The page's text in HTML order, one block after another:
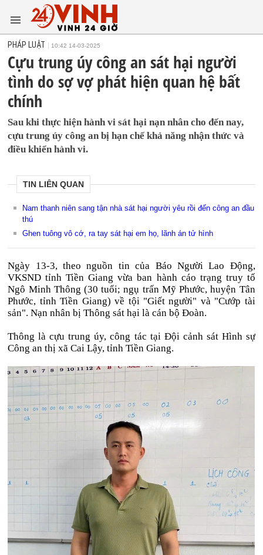
PHÁP LUẬT 10:42 14-03-2025
Cựu trung úy công an sát hại người
tình do sợ vợ phát hiện quan hệ bất
chính
Sau khi thực hiện hành vi sát hại nạn nhân cho đến nay,
cựu trung úy công an bị hạn chế khả năng nhận thức và
điều khiển hành vi.
TIN LIÊN QUAN
Nam thanh niên sang tận nhà sát hại người yêu rồi đến công an đầu
thú
Ghen tuông vô cớ, ra tay sát hại em họ, lãnh án tử hình
Ngày 13-3, theo nguồn tin của Báo Người Lao Động,
VKSND tỉnh Tiền Giang vừa ban hành cáo trạng truy tố
Ngô Minh Thông (30 tuổi; ngụ trấn Mỹ Phước, huyện Tân
Phước, tỉnh Tiền Giang) về tội "Giết người" và "Cướp tài
sản". Nạn nhân bị Thông sát hại là cán bộ Đoàn.
Thông là cựu trung úy, công tác tại Đội cảnh sát Hình sự
Công an thị xã Cai Lậy, tỉnh Tiền Giang.